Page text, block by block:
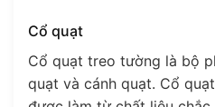
Cổ quạt
Cổ quạt treo tường là bộ
quạt và cánh quạt. Cổ